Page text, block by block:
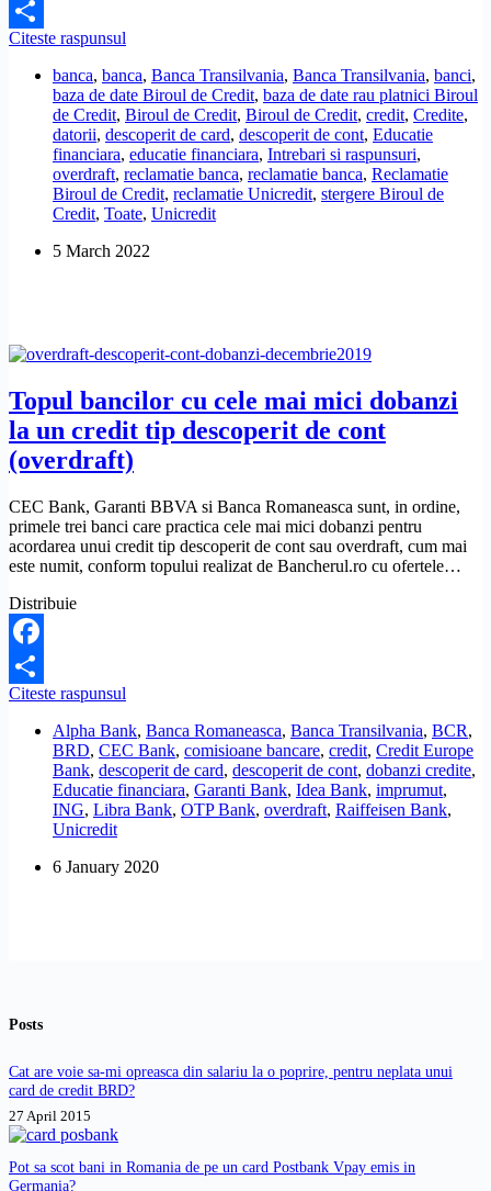
Facebook
Share
Citeste raspunsul
a
raportat
la
Biroul
de
Credit
fara
sa
anunte.
banca, banca, Banca Transilvania, Banca Transilvania, banci,
baza de date Biroul de Credit, baza de date rau platnici Biroul
de Credit, Biroul de Credit, Biroul de Credit, credit, Credite,
datorii, descoperit de card, descoperit de cont, Educatie
financiara, educatie financiara, Intrebari si raspunsuri,
overdraft, reclamatie banca, reclamatie banca, Reclamatie
Biroul de Credit, reclamatie Unicredit, stergere Biroul de
Credit, Toate, Unicredit
5 March 2022
Topul bancilor cu cele mai mici dobanzi
la un credit tip descoperit de cont
(overdraft)
CEC Bank, Garanti BBVA si Banca Romaneasca sunt, in ordine,
primele trei banci care practica cele mai mici dobanzi pentru
acordarea unui credit tip descoperit de cont sau overdraft, cum mai
este numit, conform topului realizat de Bancherul.ro cu ofertele…
Distribuie
Facebook
Share
Citeste raspunsul
cu
cele
mai
mici
dobanzi
credit
Alpha Bank, Banca Romaneasca, Banca Transilvania, BCR,
BRD, CEC Bank, comisioane bancare, credit, Credit Europe
Bank, descoperit de card, descoperit de cont, dobanzi credite,
Educatie financiara, Garanti Bank, Idea Bank, imprumut,
ING, Libra Bank, OTP Bank, overdraft, Raiffeisen Bank,
Unicredit
6 January 2020
Posts
Cat are voie sa-mi opreasca din salariu la o poprire, pentru neplata unui
card de credit BRD?
27 April 2015
Pot sa scot bani in Romania de pe un card Postbank Vpay emis in
Germania?